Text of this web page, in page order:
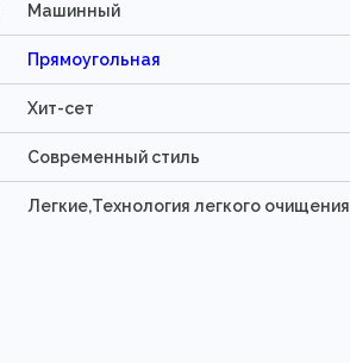
Машинный
Прямоугольная
Хит-сет
Современный стиль
Легкие,Технология легкого очищения